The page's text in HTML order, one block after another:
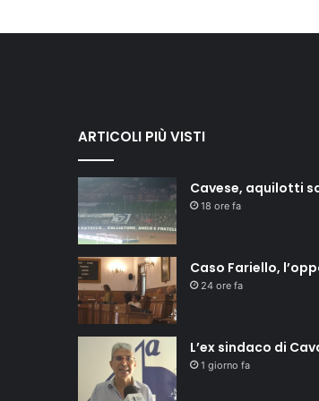
ARTICOLI PIÙ VISTI
Cavese, aquilotti
18 ore fa
Caso Fariello,
24 ore fa
L’ex sindaco di
1 giorno fa